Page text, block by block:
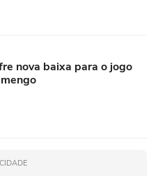
nova baixa para o jogo